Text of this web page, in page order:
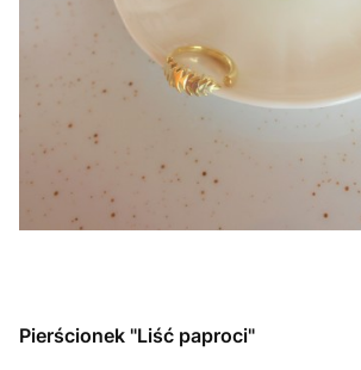
Pierścionek "Liść paproci"